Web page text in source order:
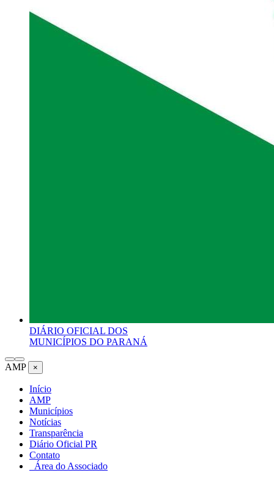
DIÁRIO OFICIAL DOS
MUNICÍPIOS DO PARANÁ
AMP ×
Início
AMP
Municípios
Notícias
Transparência
Diário Oficial PR
Contato
Área do Associado